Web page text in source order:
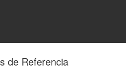
de Referencia